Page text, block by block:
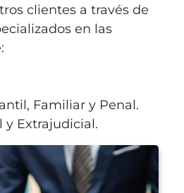
clientes a través de
en las
Familiar y Penal.
y Extrajudicial.